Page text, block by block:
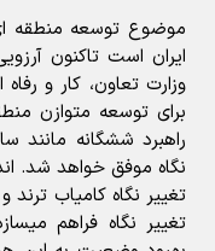
موضوع توسعه منطقه
ایران است تاکنون
وزارت تعاون، کار و
برای توسعه متوازن
راهبرد ششگانه مانند
نگاه موفق خواهد شد.
تغییر نگاه کامیاب ترند
تغییر نگاه فراهم